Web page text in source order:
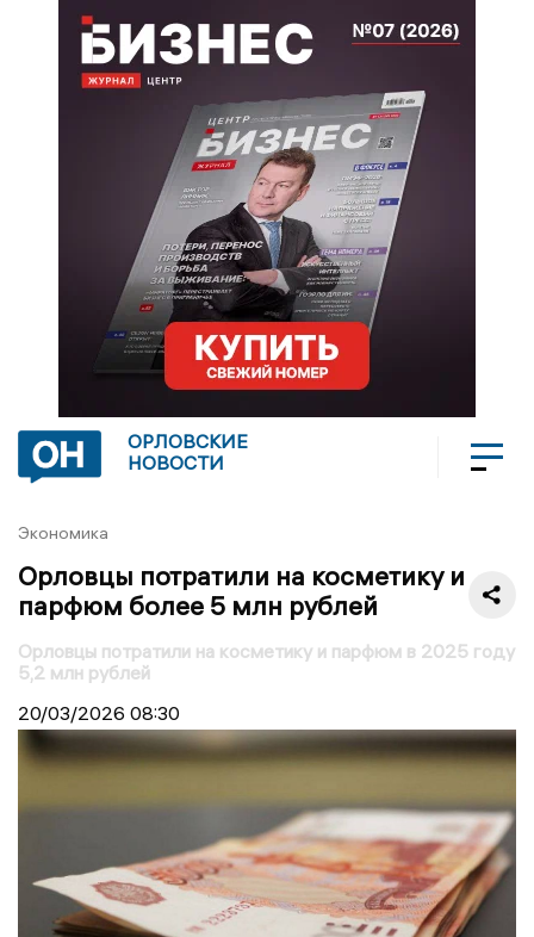
ОРЛОВСКИЕ
НОВОСТИ
Экономика
Орловцы потратили на косметику и
парфюм более 5 млн рублей
Орловцы потратили на косметику и парфюм в 2025 году
5,2 млн рублей
20/03/2026 08:30